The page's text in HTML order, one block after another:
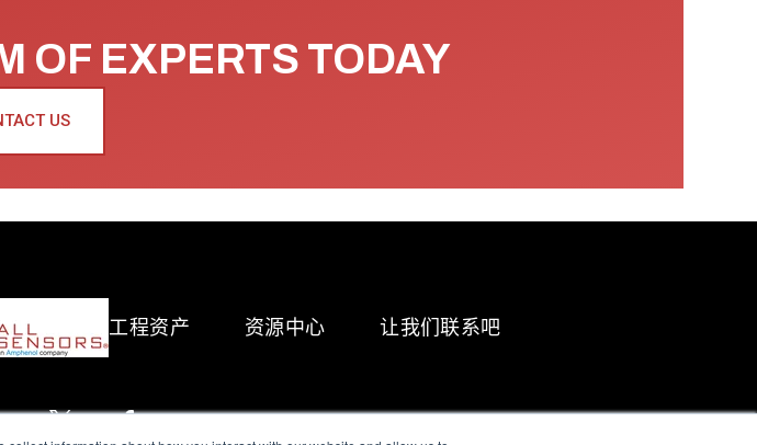
OF EXPERTS TODAY
US
工程资产 资源中心 让我们联系吧